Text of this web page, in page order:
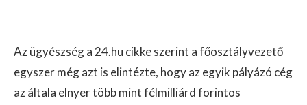
Az ügyészség a 24.hu cikke szerint a főosztályvezető
egyszer még azt is elintézte, hogy az egyik pályázó cég
az általa elnyer több mint félmilliárd forintos